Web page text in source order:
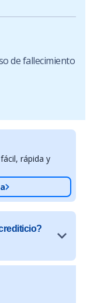
de fallecimiento
rápida y